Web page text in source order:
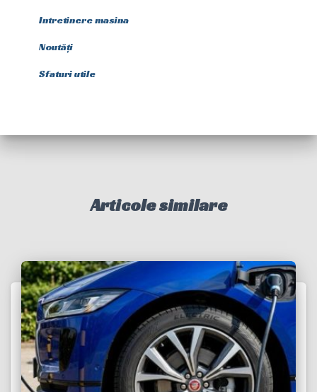
Intretinere masina
Noutăți
Sfaturi utile
Articole similare